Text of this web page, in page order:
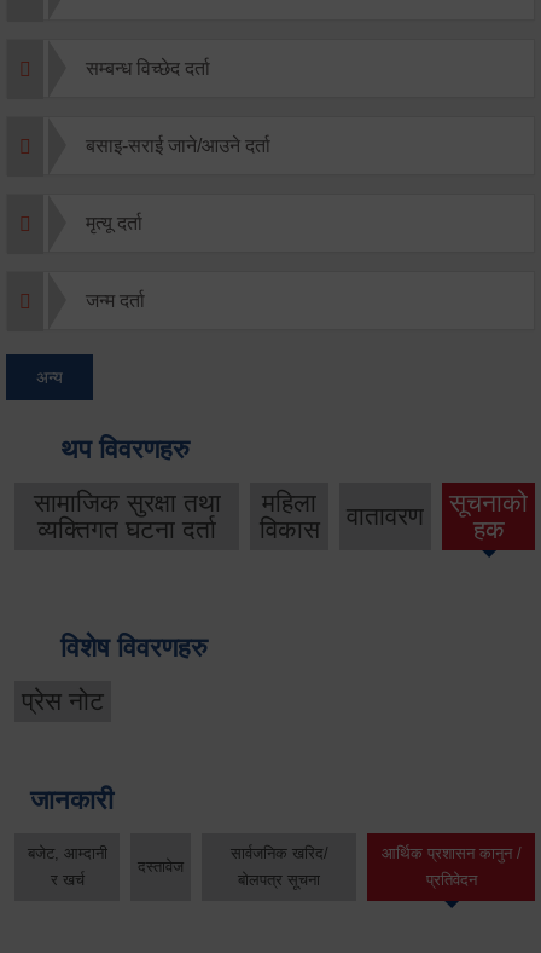
सम्बन्ध विच्छेद दर्ता
बसाइ-सराई जाने/आउने दर्ता
मृत्यू दर्ता
जन्म दर्ता
अन्य
थप विवरणहरु
सामाजिक सुरक्षा तथा
व्यक्तिगत घटना दर्ता
महिला
विकास
वातावरण
सूचनाको
हक
विशेष विवरणहरु
प्रेस नोट
जानकारी
बजेट, आम्दानी
र खर्च
दस्तावेज
सार्वजनिक खरिद/
बोलपत्र सूचना
आर्थिक प्रशासन कानुन /
प्रतिवेदन